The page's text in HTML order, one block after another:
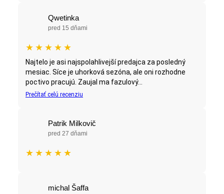
Qwetinka
pred 15 dňami
★ ★ ★ ★ ★
Najtelo je asi najspolahlivejší predajca za posledný
mesiac. Síce je uhorková sezóna, ale oni rozhodne
poctivo pracujú. Zaujal ma fazulový...
Prečítať celú recenziu
Patrik Milkovič
pred 27 dňami
★ ★ ★ ★ ★
michal Šaffa